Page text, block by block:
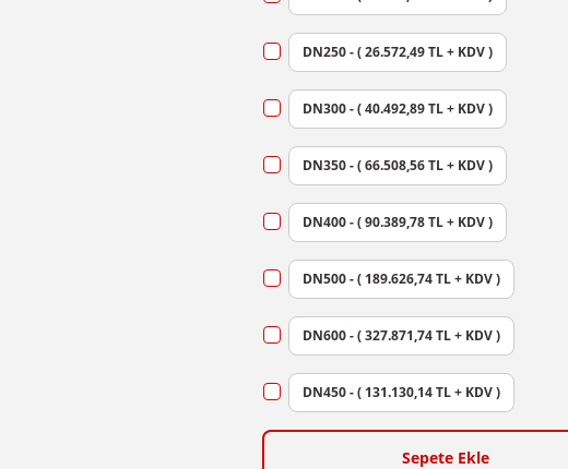
DN250 - ( 26.572,49 TL + KDV )
DN300 - ( 40.492,89 TL + KDV )
DN350 - ( 66.508,56 TL + KDV )
DN400 - ( 90.389,78 TL + KDV )
DN500 - ( 189.626,74 TL + KDV )
DN600 - ( 327.871,74 TL + KDV )
DN450 - ( 131.130,14 TL + KDV )
Sepete Ekle